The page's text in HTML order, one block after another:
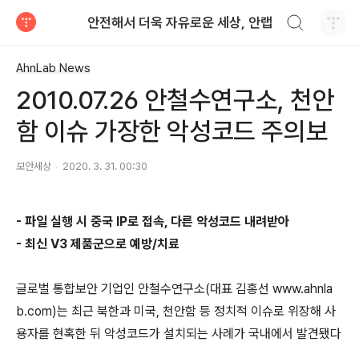
안전해서 더욱 자유로운 세상, 안랩
AhnLab News
2010.07.26 안철수연구소, 천안
함 이슈 가장한 악성코드 주의보
보안세상 2020. 3. 31. 00:30
- 파일 실행 시 중국 IP로 접속, 다른 악성코드 내려받아
- 최신 V3 제품군으로 예방/치료
글로벌 통합보안 기업인 안철수연구소(대표 김홍선 www.ahnla
b.com)는 최근 북한과 미국, 천안함 등 정치적 이슈로 위장해 사
용자를 현혹한 뒤 악성코드가 설치되는 사례가 국내에서 발견됐다